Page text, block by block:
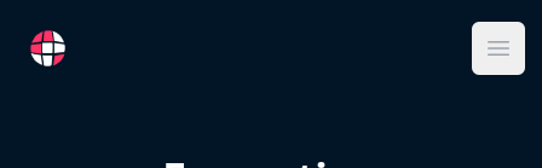
RemoteFR